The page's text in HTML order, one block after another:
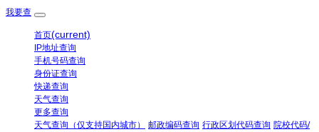
我要查
首页(current)
IP地址查询
手机号码查询
身份证查询
快递查询
天气查询
更多查询
天气查询（仅支持国内城市）
邮政编码查询 行政区划代码查询 院校代码/